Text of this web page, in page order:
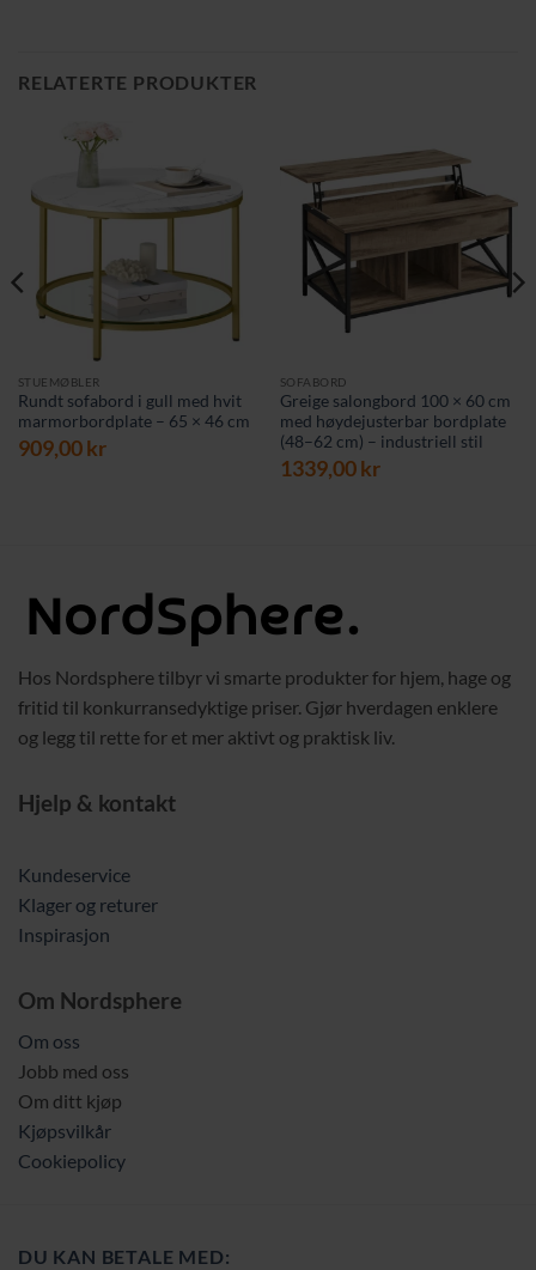
RELATERTE PRODUKTER
STUEMØBLER
Rundt sofabord i gull med hvit
marmorbordplate – 65 × 46 cm
909,00kr
SOFABORD
Greige salongbord 100 × 60 cm
med høydejusterbar bordplate
(48–62 cm) – industriell stil
1339,00kr
Hos Nordsphere tilbyr vi smarte produkter for hjem, hage og
fritid til konkurransedyktige priser. Gjør hverdagen enklere
og legg til rette for et mer aktivt og praktisk liv.
Hjelp & kontakt
Kundeservice
Klager og returer
Inspirasjon
Om Nordsphere
Om oss
Jobb med oss
Om ditt kjøp
Kjøpsvilkår
Cookiepolicy
DU KAN BETALE MED: